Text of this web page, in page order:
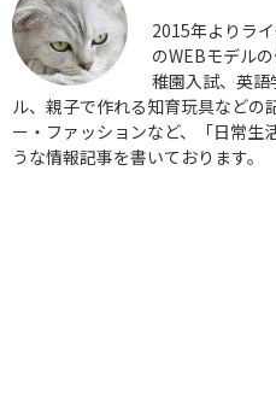
2015年よりラ
のWEBモデル
稚園入試、英
ル、親子で作れる知育玩具などの
ー・ファッションなど、「日常生
うな情報記事を書いております。